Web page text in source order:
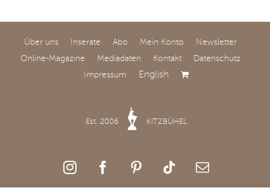
Jenseits der
klassischen Reviere
außergewöhnlichen
Über uns Inserate Abo Mein Konto
Newsletter
Online-Magazine
Mediadaten Kontakt
Datenschutz
Impressum
English
Est. 2006 KITZBÜHEL